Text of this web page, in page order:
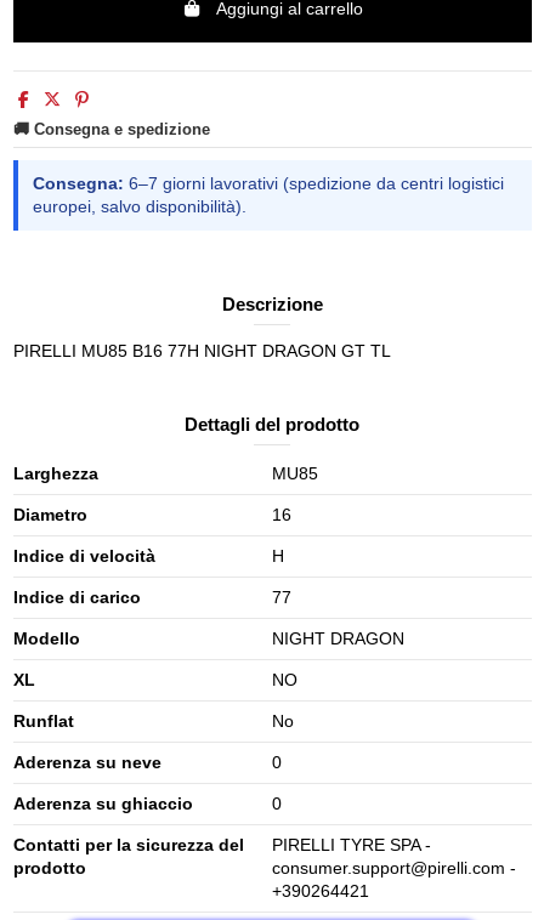
Aggiungi al carrello
🚚 Consegna e spedizione
Consegna: 6–7 giorni lavorativi (spedizione da centri logistici
europei, salvo disponibilità).
Descrizione
PIRELLI MU85 B16 77H NIGHT DRAGON GT TL
Dettagli del prodotto
Larghezza MU85
Diametro 16
Indice di velocità H
Indice di carico 77
Modello NIGHT DRAGON
XL NO
Runflat No
Aderenza su neve 0
Aderenza su ghiaccio 0
Contatti per la sicurezza del
prodotto
PIRELLI TYRE SPA -
consumer.support@pirelli.com -
+390264421